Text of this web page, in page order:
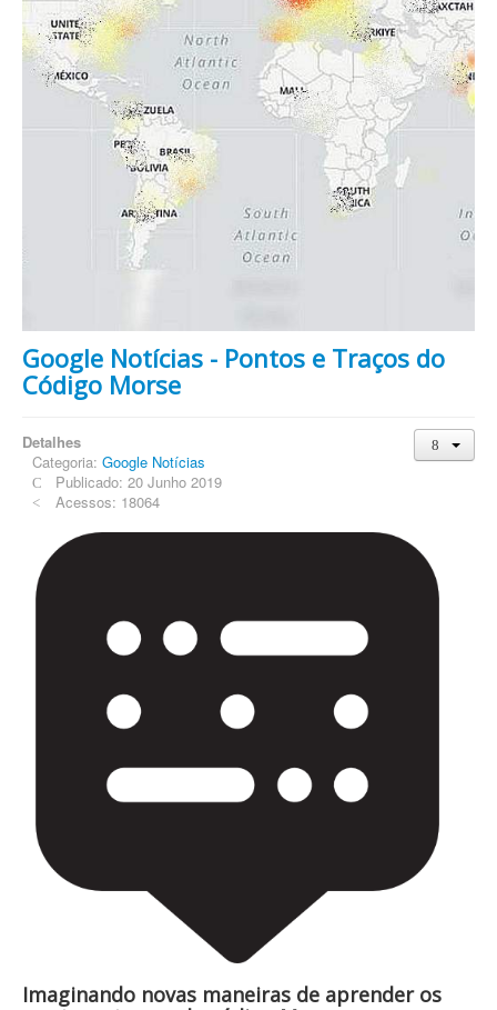
Google Notícias - Pontos e Traços do
Código Morse
Detalhes
Categoria: Google Notícias
Publicado: 20 Junho 2019
Acessos: 18064
Imaginando novas maneiras de aprender os